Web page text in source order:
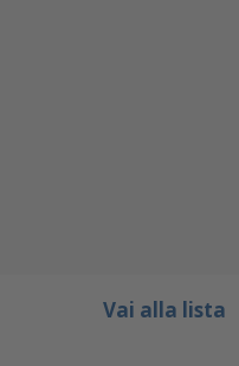
Vai alla lista